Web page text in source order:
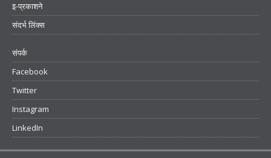
इ-प्रकाशने
संदर्भ लिंक्स
संपर्क
Facebook
Twitter
Instagram
LinkedIn